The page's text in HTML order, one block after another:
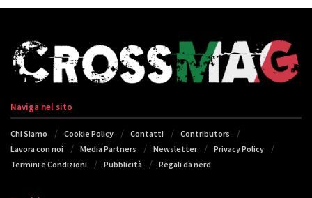
Naviga nel sito
Chi Siamo Cookie Policy Contatti
Contributors
Lavora con noi
Media Partners Newsletter
Privacy Policy
Termini e Condizioni
Pubblicità Regali da nerd